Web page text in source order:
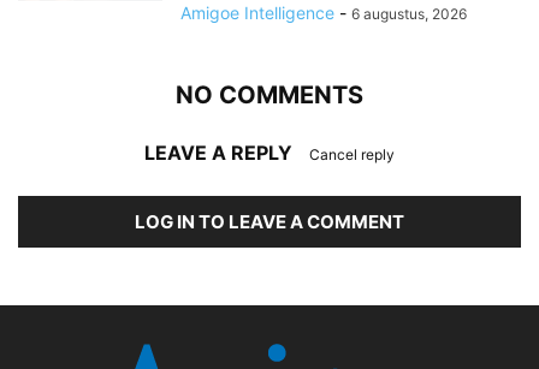
Amigoe Intelligence - 6 augustus, 2026
NO COMMENTS
LEAVE A REPLY Cancel reply
LOG IN TO LEAVE A COMMENT